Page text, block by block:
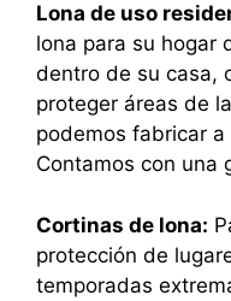
Lona de uso
lona para su hogar
dentro de su casa,
proteger áreas de
podemos fabricar
Contamos con una
Cortinas de lona:
protección de
temporadas